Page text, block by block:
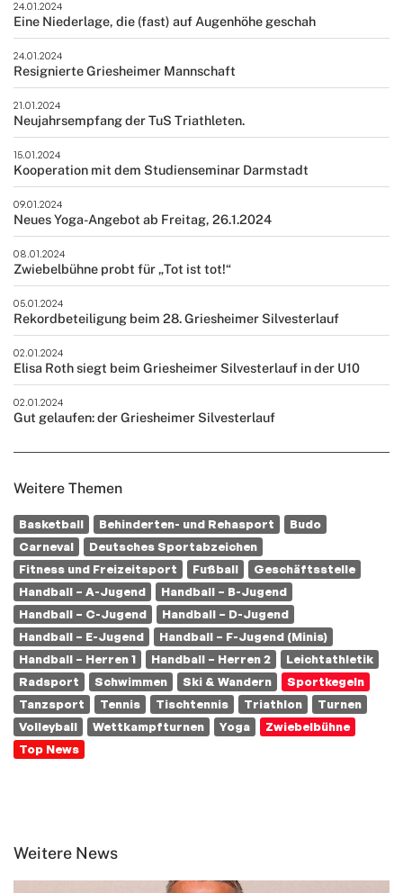
24.01.2024
Eine Niederlage, die (fast) auf Augenhöhe geschah
24.01.2024
Resignierte Griesheimer Mannschaft
21.01.2024
Neujahrsempfang der TuS Triathleten.
15.01.2024
Kooperation mit dem Studienseminar Darmstadt
09.01.2024
Neues Yoga-Angebot ab Freitag, 26.1.2024
08.01.2024
Zwiebelbühne probt für „Tot ist tot!“
05.01.2024
Rekordbeteiligung beim 28. Griesheimer Silvesterlauf
02.01.2024
Elisa Roth siegt beim Griesheimer Silvesterlauf in der U10
02.01.2024
Gut gelaufen: der Griesheimer Silvesterlauf
Weitere Themen
Basketball Behinderten- und Rehasport
Budo
Carneval
Deutsches Sportabzeichen
Fitness und Freizeitsport
Fußball
Geschäftsstelle
Handball – A-Jugend
Handball – B-Jugend
Handball – C-Jugend
Handball – D-Jugend
Handball – E-Jugend
Handball – F-Jugend (Minis)
Handball – Herren 1
Handball – Herren 2
Leichtathletik
Radsport
Schwimmen Ski & Wandern
Sportkegeln
Tanzsport
Tennis Tischtennis Triathlon
Turnen
Volleyball
Wettkampfturnen Yoga
Zwiebelbühne
Top News
Weitere News